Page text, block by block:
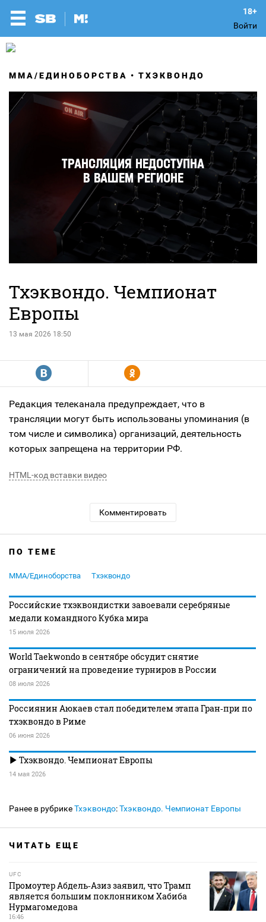
Войти
MMA/ЕДИНОБОРСТВА ТХЭКВОНДО
Тхэквондо. Чемпионат
Европы
13 мая 2026 18:50
R Y
Редакция телеканала предупреждает, что в
трансляции могут быть использованы упоминания (в
том числе и символика) организаций, деятельность
которых запрещена на территории РФ.
HTML-код вставки видео
Комментировать
ПО ТЕМЕ
MMA/Единоборства Тхэквондо
Российские тхэквондистки завоевали серебряные
медали командного Кубка мира
15 июля 2026
World Taekwondo в сентябре обсудит снятие
ограничений на проведение турниров в России
08 июля 2026
Россиянин Аюкаев стал победителем этапа Гран‑при по
тхэквондо в Риме
06 июня 2026
Тхэквондо. Чемпионат Европы
14 мая 2026
Ранее в рубрикеТхэквондо:Тхэквондо. Чемпионат Европы
ЧИТАТЬ ЕЩЕ
UFC
Промоутер Абдель‑Азиз заявил, что Трамп
является большим поклонником Хабиба
Нурмагомедова
16:46